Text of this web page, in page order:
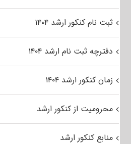
ثبت نام کنکور ارشد ۱۴۰۴
دفترچه ثبت نام ارشد ۱۴۰۴
زمان کنکور ارشد ۱۴۰۴
محرومیت از کنکور ارشد
منابع کنکور ارشد